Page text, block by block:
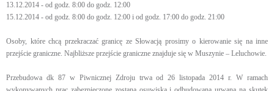
13.12.2014 - od godz. 8:00 do godz. 12:00
15.12.2014 - od godz. 8:00 do godz. 12:00 i od godz. 17:00 do godz. 21:00
Osoby, które chcą przekraczać granicę ze Słowacją prosimy o kierowanie się na inne
przejście graniczne. Najbliższe przejście graniczne znajduje się w Muszynie – Leluchowie.
Przebudowa dk 87 w Piwnicznej Zdroju trwa od 26 listopada 2014 r. W ramach